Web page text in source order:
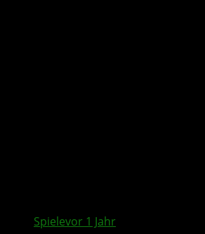
Spielevor 1 Jahr